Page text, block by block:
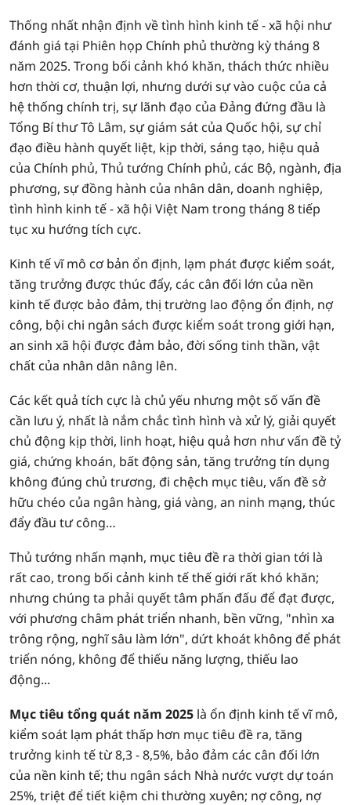
Thống nhất nhận định về tình hình kinh tế - xã hội như
đánh giá tại Phiên họp Chính phủ thường kỳ tháng 8
năm 2025. Trong bối cảnh khó khăn, thách thức nhiều
hơn thời cơ, thuận lợi, nhưng dưới sự vào cuộc của cả
hệ thống chính trị, sự lãnh đạo của Đảng đứng đầu là
Tổng Bí thư Tô Lâm, sự giám sát của Quốc hội, sự chỉ
đạo điều hành quyết liệt, kịp thời, sáng tạo, hiệu quả
của Chính phủ, Thủ tướng Chính phủ, các Bộ, ngành, địa
phương, sự đồng hành của nhân dân, doanh nghiệp,
tình hình kinh tế - xã hội Việt Nam trong tháng 8 tiếp
tục xu hướng tích cực.
Kinh tế vĩ mô cơ bản ổn định, lạm phát được kiểm soát,
tăng trưởng được thúc đẩy, các cân đối lớn của nền
kinh tế được bảo đảm, thị trường lao động ổn định, nợ
công, bội chi ngân sách được kiểm soát trong giới hạn,
an sinh xã hội được đảm bảo, đời sống tinh thần, vật
chất của nhân dân nâng lên.
Các kết quả tích cực là chủ yếu nhưng một số vấn đề
cần lưu ý, nhất là nắm chắc tình hình và xử lý, giải quyết
chủ động kịp thời, linh hoạt, hiệu quả hơn như vấn đề tỷ
giá, chứng khoán, bất động sản, tăng trưởng tín dụng
không đúng chủ trương, đi chệch mục tiêu, vấn đề sở
hữu chéo của ngân hàng, giá vàng, an ninh mạng, thúc
đẩy đầu tư công…
Thủ tướng nhấn mạnh, mục tiêu đề ra thời gian tới là
rất cao, trong bối cảnh kinh tế thế giới rất khó khăn;
nhưng chúng ta phải quyết tâm phấn đấu để đạt được,
với phương châm phát triển nhanh, bền vững, "nhìn xa
trông rộng, nghĩ sâu làm lớn", dứt khoát không để phát
triển nóng, không để thiếu năng lượng, thiếu lao
động...
Mục tiêu tổng quát năm 2025 là ổn định kinh tế vĩ mô,
kiểm soát lạm phát thấp hơn mục tiêu đề ra, tăng
trưởng kinh tế từ 8,3 - 8,5%, bảo đảm các cân đối lớn
của nền kinh tế; thu ngân sách Nhà nước vượt dự toán
25%, triệt để tiết kiệm chi thường xuyên; nợ công, nợ